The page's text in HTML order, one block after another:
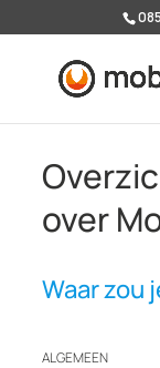
over
Waar zou
ALGEMEEN